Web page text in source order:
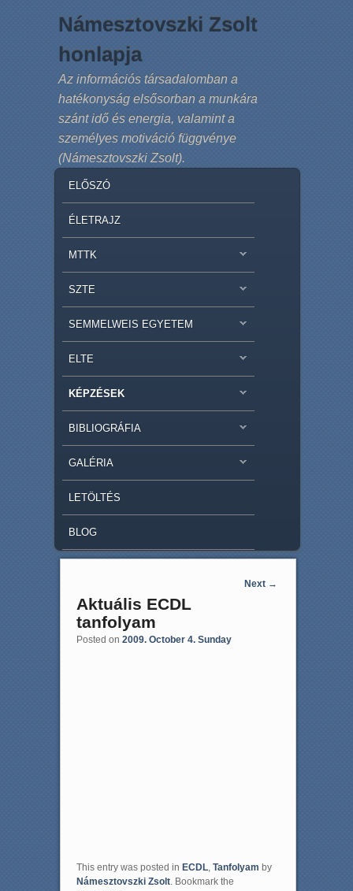
Námesztovszki Zsolt
honlapja
Az információs társadalomban a
hatékonyság elsősorban a munkára
szánt idő és energia, valamint a
személyes motiváció függvénye
(Námesztovszki Zsolt).
SKIP TO PRIMARY CONTENT
SKIP TO SECONDARY CONTENT
ELŐSZÓ
ÉLETRAJZ
MTTK
SZTE
SEMMELWEIS EGYETEM
ELTE
KÉPZÉSEK
BIBLIOGRÁFIA
GALÉRIA
LETÖLTÉS
BLOG
Next →
Aktuális ECDL
tanfolyam
Posted on 2009. October 4. Sunday
This entry was posted in ECDL, Tanfolyam by
Námesztovszki Zsolt. Bookmark the